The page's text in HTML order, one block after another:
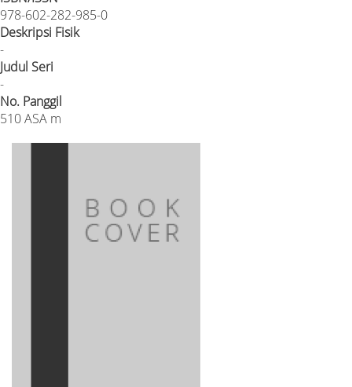
978-602-282-985-0
Deskripsi Fisik
-
Judul Seri
-
No. Panggil
510 ASA m